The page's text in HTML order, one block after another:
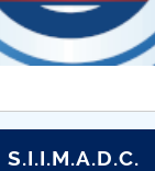
publicații
S.I.I.M.A.D.C.